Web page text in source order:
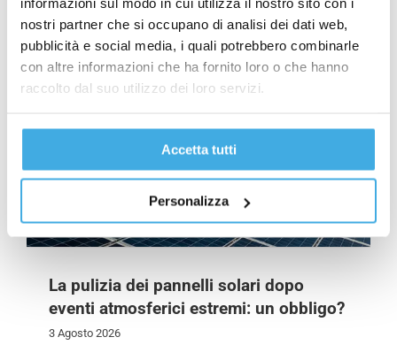
nostri partner che si occupano di analisi dei dati web,
pubblicità e social media, i quali potrebbero combinarle
con altre informazioni che ha fornito loro o che hanno
raccolto dal suo utilizzo dei loro servizi.
Accetta tutti
Personalizza
La pulizia dei pannelli solari dopo
eventi atmosferici estremi: un obbligo?
3 Agosto 2026